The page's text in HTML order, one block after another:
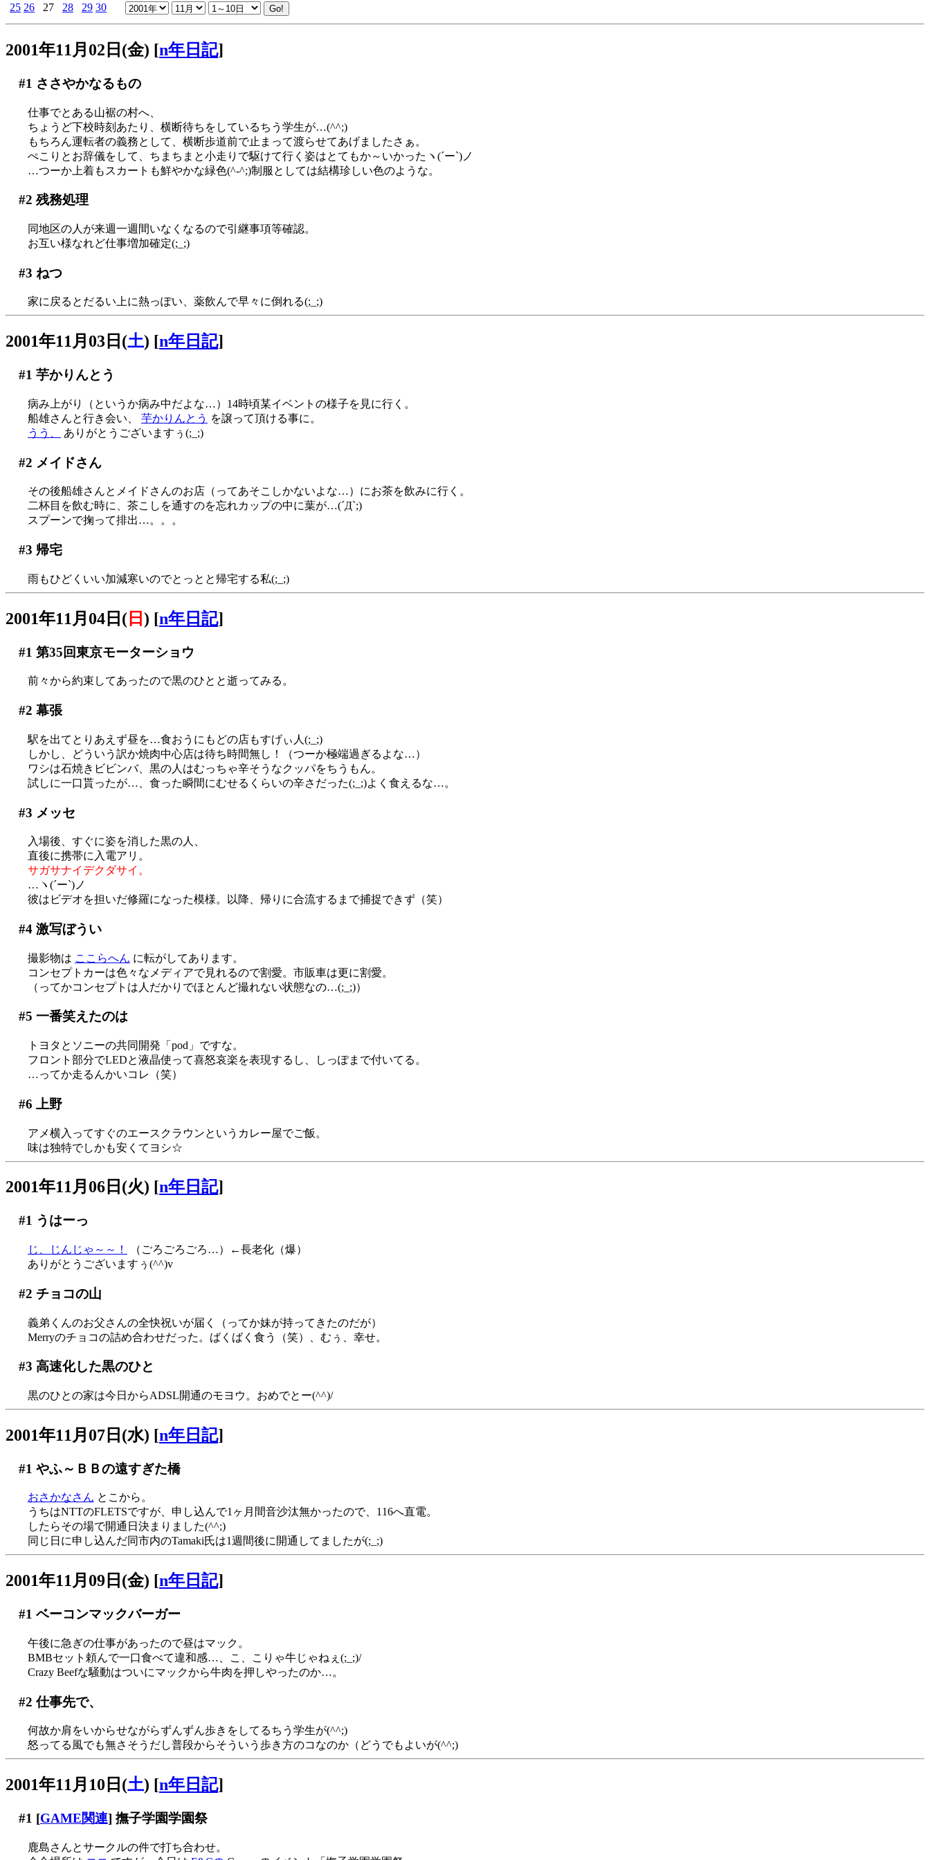
25 26 27 28 29 30
2001年11月02日(金) [n年日記]
#1 ささやかなるもの
仕事でとある山裾の村へ、
ちょうど下校時刻あたり、横断待ちをしているちう学生が…(^^;)
もちろん運転者の義務として、横断歩道前で止まって渡らせてあげましたさぁ。
ぺこりとお辞儀をして、ちまちまと小走りで駆けて行く姿はとてもか～いかったヽ(´ー`)ノ
…つーか上着もスカートも鮮やかな緑色(^-^;)制服としては結構珍しい色のような。
#2 残務処理
同地区の人が来週一週間いなくなるので引継事項等確認。
お互い様なれど仕事増加確定(;_;)
#3 ねつ
家に戻るとだるい上に熱っぽい、薬飲んで早々に倒れる(;_;)
2001年11月03日(土) [n年日記]
#1 芋かりんとう
病み上がり（というか病み中だよな…）14時頃某イベントの様子を見に行く。
船雄さんと行き会い、 芋かりんとう を譲って頂ける事に。
うう、
ありがとうございますぅ(;_;)
#2 メイドさん
その後船雄さんとメイドさんのお店（ってあそこしかないよな…）にお茶を飲みに行く。
二杯目を飲む時に、茶こしを通すのを忘れカップの中に葉が…(´Д`;)
スプーンで掬って排出…。。。
#3 帰宅
雨もひどくいい加減寒いのでとっとと帰宅する私(;_;)
2001年11月04日( 日 ) [n年日記]
#1 第35回東京モーターショウ
前々から約束してあったので黒のひとと逝ってみる。
#2 幕張
駅を出てとりあえず昼を…食おうにもどの店もすげぃ人(;_;)
しかし、どういう訳か焼肉中心店は待ち時間無し！（つーか極端過ぎるよな…）
ワシは石焼きビビンバ、黒の人はむっちゃ辛そうなクッパをちうもん。
試しに一口貰ったが…、食った瞬間にむせるくらいの辛さだった(;_;)よく食えるな…。
#3 メッセ
入場後、すぐに姿を消した黒の人、
直後に携帯に入電アリ。
サガサナイデクダサイ。
…ヽ(´ー`)ノ
彼はビデオを担いだ修羅になった模様。以降、帰りに合流するまで捕捉できず（笑）
#4激写ぼうい
撮影物は ここらへん に転がしてあります。
コンセプトカーは色々なメディアで見れるので割愛。市販車は更に割愛。
（ってかコンセプトは人だかりでほとんど撮れない状態なの…(;_;)）
#5 一番笑えたのは
トヨタとソニーの共同開発「pod」ですな。
フロント部分でLEDと液晶使って喜怒哀楽を表現するし、しっぽまで付いてる。
…ってか走るんかいコレ（笑）
#6 上野
アメ横入ってすぐのエースクラウンというカレー屋でご飯。
味は独特でしかも安くてヨシ☆
2001年11月06日(火) [n年日記]
#1 うはーっ
じ、じんじゃ～～！
（ごろごろごろ…）←長老化（爆）
ありがとうございますぅ(^^)v
#2 チョコの山
義弟くんのお父さんの全快祝いが届く（ってか妹が持ってきたのだが）
Merryのチョコの詰め合わせだった。ばくばく食う（笑）、むぅ、幸せ。
#3 高速化した黒のひと
黒のひとの家は今日からADSL開通のモヨウ。おめでとー(^^)/
2001年11月07日(水) [n年日記]
#1 やふ～ＢＢの遠すぎた橋
おさかなさん とこから。
うちはNTTのFLETSですが、申し込んで1ヶ月間音沙汰無かったので、116へ直電。
したらその場で開通日決まりました(^^;)
同じ日に申し込んだ同市内のTamaki氏は1週間後に開通してましたが(;_;)
2001年11月09日(金) [n年日記]
#1 ベーコンマックバーガー
午後に急ぎの仕事があったので昼はマック。
BMBセット頼んで一口食べて違和感…、こ、こりゃ牛じゃねぇ(;_;)/
Crazy Beefな騒動はついにマックから牛肉を押しやったのか…。
#2 仕事先で、
何故か肩をいからせながらずんずん歩きをしてるちう学生が(^^;)
怒ってる風でも無さそうだし普段からそういう歩き方のコなのか（どうでもよいが(^^;)
2001年11月10日(土) [n年日記]
#1 [GAME関連] 撫子学園学園祭
鹿島さんとサークルの件で打ち合わせ。